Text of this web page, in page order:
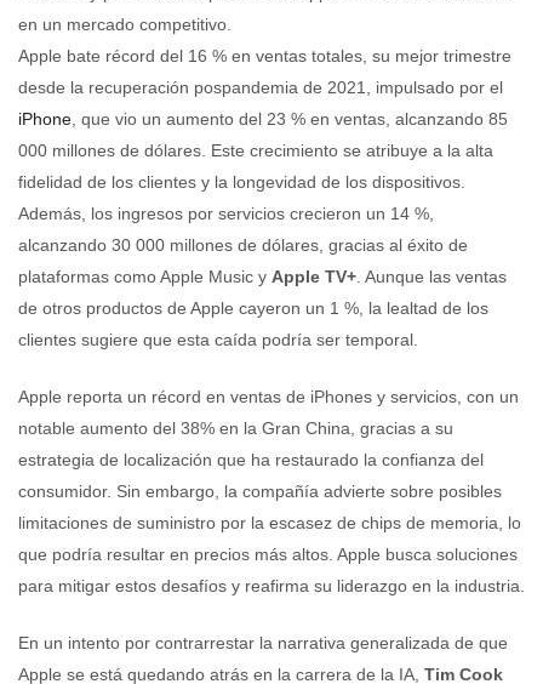
en un mercado competitivo.
Apple bate récord del 16 % en ventas totales, su mejor trimestre
desde la recuperación pospandemia de 2021, impulsado por el
iPhone, que vio un aumento del 23 % en ventas, alcanzando 85
000 millones de dólares. Este crecimiento se atribuye a la alta
fidelidad de los clientes y la longevidad de los dispositivos.
Además, los ingresos por servicios crecieron un 14 %,
alcanzando 30 000 millones de dólares, gracias al éxito de
plataformas como Apple Music y Apple TV+. Aunque las ventas
de otros productos de Apple cayeron un 1 %, la lealtad de los
clientes sugiere que esta caída podría ser temporal.
Apple reporta un récord en ventas de iPhones y servicios, con un
notable aumento del 38% en la Gran China, gracias a su
estrategia de localización que ha restaurado la confianza del
consumidor. Sin embargo, la compañía advierte sobre posibles
limitaciones de suministro por la escasez de chips de memoria, lo
que podría resultar en precios más altos. Apple busca soluciones
para mitigar estos desafíos y reafirma su liderazgo en la industria.
En un intento por contrarrestar la narrativa generalizada de que
Apple se está quedando atrás en la carrera de la IA, Tim Cook